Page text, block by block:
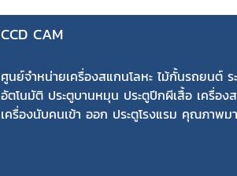
CCD CAM
ศูนย์จำหน่ายเครื่องสแกนโลหะ ไม้กั้นรถยนต์ ร
อัตโนมัติ ประตูบานหมุน ประตูปีกผีเสื้อ เครื่อง
เครื่องนับคนเข้า ออก ประตูโรงแรม คุณภาพม